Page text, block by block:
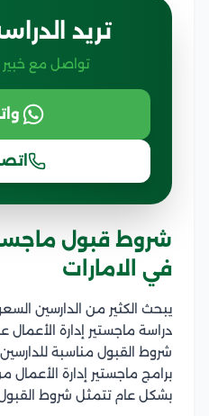
تريد
تواصل مع خبير
شروط قبول
في الامارات
يبحث الكثير من الدارسين
دراسة ماجستير إدارة
شروط القبول مناسبة
برامج ماجستير إدارة
بشكل عام تتمثل شروط